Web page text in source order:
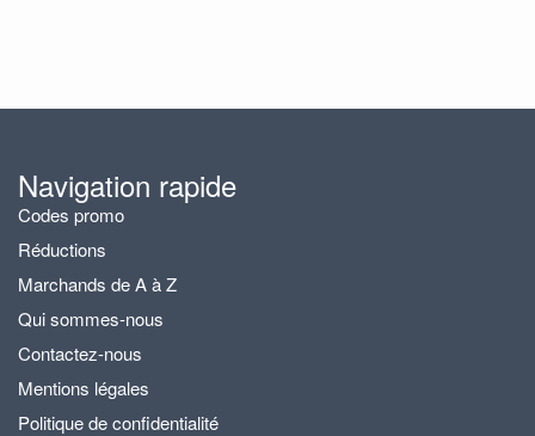
Navigation rapide
Codes promo
Réductions
Marchands de A à Z
Qui sommes-nous
Contactez-nous
Mentions légales
Politique de confidentialité